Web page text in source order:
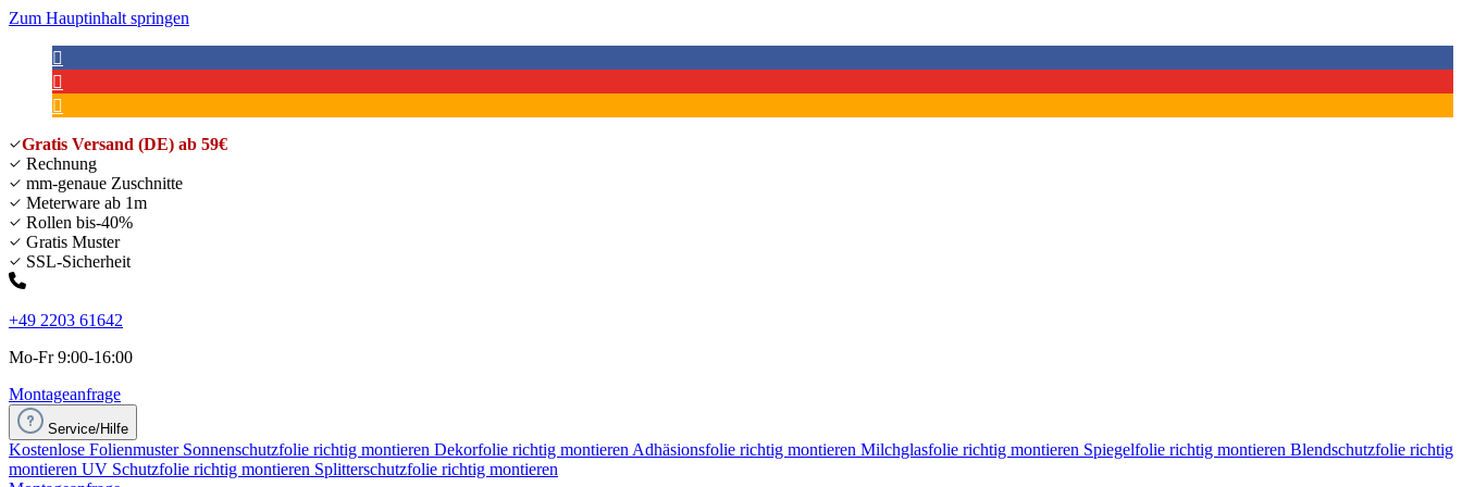
Zum Hauptinhalt springen
Gratis Versand (DE) ab 59€
Rechnung
mm-genaue Zuschnitte
Meterware ab 1m
Rollen bis-40%
Gratis Muster
SSL-Sicherheit
+49 2203 61642
Mo-Fr 9:00-16:00
Montageanfrage
Service/Hilfe
Kostenlose Folienmuster Sonnenschutzfolie richtig montieren Dekorfolie richtig montieren Adhäsionsfolie richtig montieren Milchglasfolie richtig montieren Spiegelfolie richtig montieren Blendschutzfolie richtig
montieren UV Schutzfolie richtig montieren Splitterschutzfolie richtig montieren